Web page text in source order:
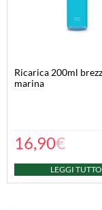
ricarica 200ml brezza
marina
16,90€
LEGGI TUTTO